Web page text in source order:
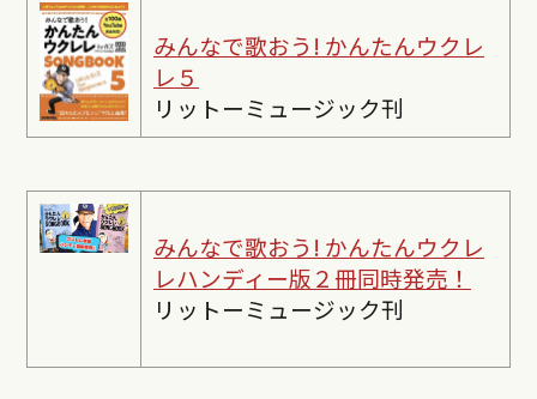
みんなで歌おう! かんたんウクレ
レ５
リットーミュージック刊
みんなで歌おう! かんたんウクレ
レハンディー版２冊同時発売！
リットーミュージック刊